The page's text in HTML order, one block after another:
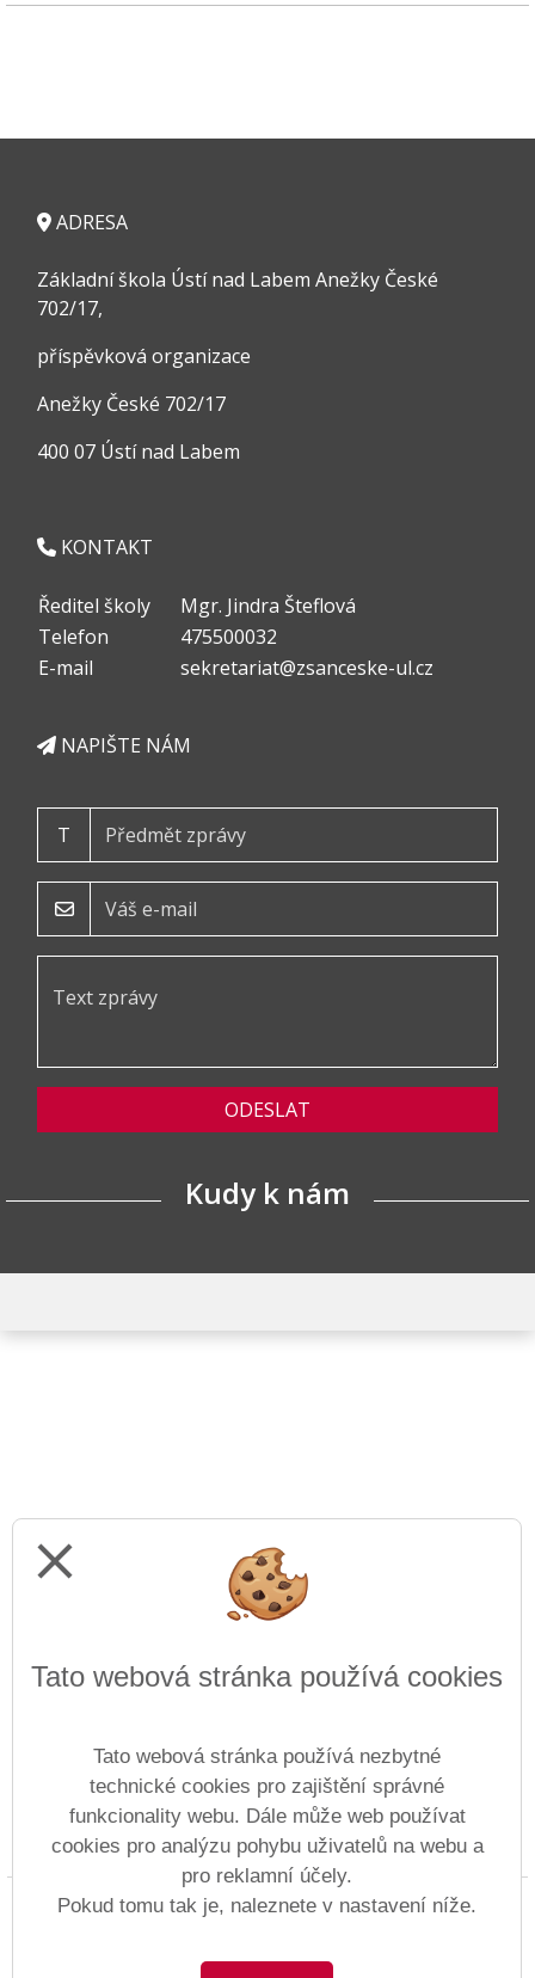
ADRESA
Základní škola Ústí nad Labem Anežky České
702/17,
příspěvková organizace
Anežky České 702/17
400 07 Ústí nad Labem
KONTAKT
Ředitel školy
Mgr. Jindra Šteflová
Telefon
475500032
E-mail
sekretariat@zsanceske-ul.cz
NAPIŠTE NÁM
T
ODESLAT
Kudy k nám
Prohlášení o přístupnosti Mapa webu Cookies
Copyright © 1997 - 2026 ZŠ Anežky České &
close
Tato webová stránka používá cookies
Tato webová stránka používá nezbytné
technické cookies pro zajištění správné
funkcionality webu. Dále může web používat
cookies pro analýzu pohybu uživatelů na webu a
pro reklamní účely.
Pokud tomu tak je, naleznete v nastavení níže.